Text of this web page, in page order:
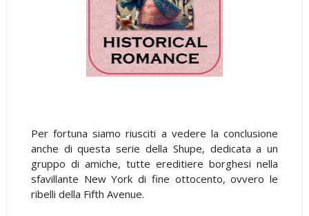
Per fortuna siamo riusciti a vedere la conclusione
anche di questa serie della Shupe, dedicata a un
gruppo di amiche, tutte ereditiere borghesi nella
sfavillante New York di fine ottocento, ovvero le
ribelli della Fifth Avenue.